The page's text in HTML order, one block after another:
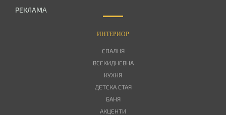
РЕКЛАМА
ИНТЕРИОР
СПАЛНЯ
ВСЕКИДНЕВНА
КУХНЯ
ДЕТСКА СТАЯ
БАНЯ
АКЦЕНТИ